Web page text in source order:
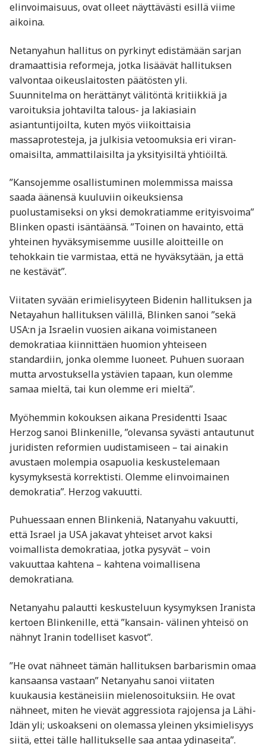
elinvoimaisuus, ovat olleet näyttävästi esillä viime
aikoina.
Netanyahun hallitus on pyrkinyt edistämään sarjan
dramaattisia reformeja, jotka lisäävät hallituksen
valvontaa oikeuslaitosten päätösten yli.
Suunnitelma on herättänyt välitöntä kritiikkiä ja
varoituksia johtavilta talous- ja lakiasiain
asiantuntijoilta, kuten myös viikoittaisia
massaprotesteja, ja julkisia vetoomuksia eri viran-
omaisilta, ammattilaisilta ja yksityisiltä yhtiöiltä.
”Kansojemme osallistuminen molemmissa maissa
saada äänensä kuuluviin oikeuksiensa
puolustamiseksi on yksi demokratiamme erityisvoima”
Blinken opasti isäntäänsä. ”Toinen on havainto, että
yhteinen hyväksymisemme uusille aloitteille on
tehokkain tie varmistaa, että ne hyväksytään, ja että
ne kestävät”.
Viitaten syvään erimielisyyteen Bidenin hallituksen ja
Netayahun hallituksen välillä, Blinken sanoi ”sekä
USA:n ja Israelin vuosien aikana voimistaneen
demokratiaa kiinnittäen huomion yhteiseen
standardiin, jonka olemme luoneet. Puhuen suoraan
mutta arvostuksella ystävien tapaan, kun olemme
samaa mieltä, tai kun olemme eri mieltä”.
Myöhemmin kokouksen aikana Presidentti Isaac
Herzog sanoi Blinkenille, ”olevansa syvästi antautunut
juridisten reformien uudistamiseen – tai ainakin
avustaen molempia osapuolia keskustelemaan
kysymyksestä korrektisti. Olemme elinvoimainen
demokratia”. Herzog vakuutti.
Puhuessaan ennen Blinkeniä, Natanyahu vakuutti,
että Israel ja USA jakavat yhteiset arvot kaksi
voimallista demokratiaa, jotka pysyvät – voin
vakuuttaa kahtena – kahtena voimallisena
demokratiana.
Netanyahu palautti keskusteluun kysymyksen Iranista
kertoen Blinkenille, että ”kansain- välinen yhteisö on
nähnyt Iranin todelliset kasvot”.
”He ovat nähneet tämän hallituksen barbarismin omaa
kansaansa vastaan” Netanyahu sanoi viitaten
kuukausia kestäneisiin mielenosoituksiin. He ovat
nähneet, miten he vievät aggressiota rajojensa ja Lähi-
Idän yli; uskoakseni on olemassa yleinen yksimielisyys
siitä, ettei tälle hallitukselle saa antaa ydinaseita”.